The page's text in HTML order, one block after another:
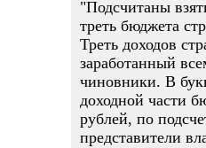
"Подсчитаны
треть бюджета
Треть доходов
заработанный
чиновники. В
доходной части
рублей, по
представители